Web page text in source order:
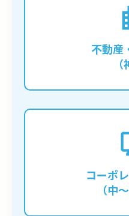
不動産
膨大な数の物件情
ス化し、ユーザー
きるような、複雑
する
コーポ
（中
IR情報、採用情報
くの情報を整理し
新担当者を分ける